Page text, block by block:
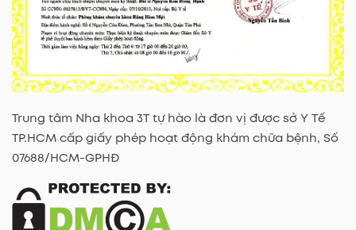
Trung tâm Nha khoa 3T tự hào là đơn vị được sở Y Tế
TP.HCM cấp giấy phép hoạt động khám chữa bệnh, Số
07688/HCM-GPHĐ